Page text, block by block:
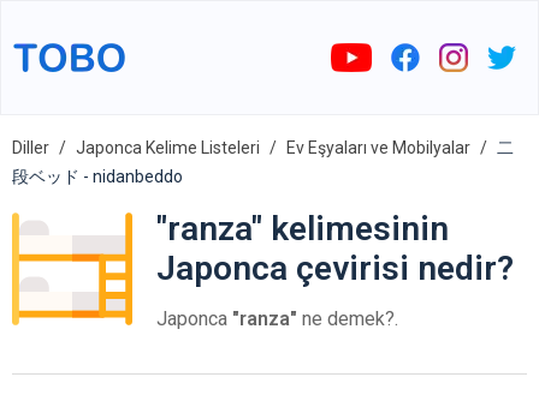
Diller Japonca Kelime Listeleri Ev Eşyaları ve Mobilyalar
二
段ベッド - nidanbeddo
"ranza" kelimesinin
Japonca çevirisi nedir?
Japonca "ranza" ne demek?.